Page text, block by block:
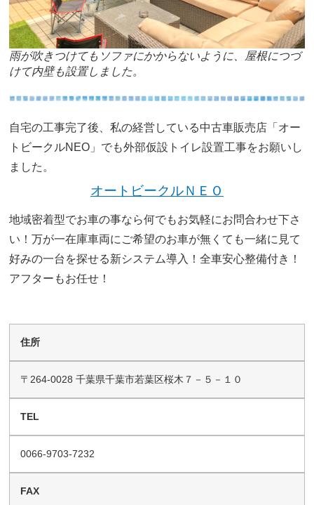
雨が吹きつけてもソファにかからないように、屋根につづ
けて内壁も設置しました。
自宅の工事完了後、私の経営している中古車販売店「オー
トビークルNEO」でも外部仮設トイレ設置工事をお願いし
ました。
オートビークルＮＥＯ
地域密着型でお車の事なら何でもお気軽にお問合わせ下さ
い！万が一在庫車両にご希望のお車が無くても一緒に見て
好みの一台を探せる新システム導入！全車安心整備付き！
アフターもお任せ！
住所
〒264-0028 千葉県千葉市若葉区桜木７－５－１０
TEL
0066-9703-7232
FAX